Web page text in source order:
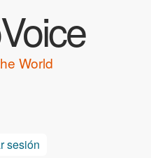
World
sesión